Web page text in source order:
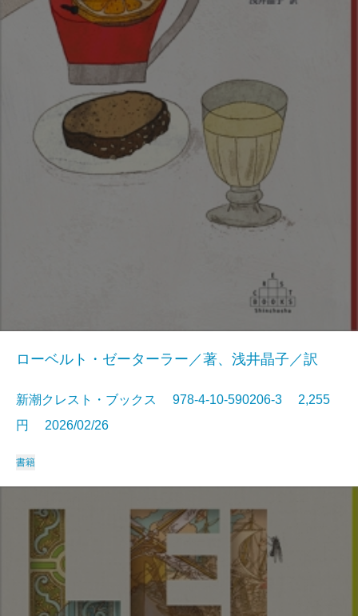
ローベルト・ゼーターラー／著、浅井晶子／訳
新潮クレスト・ブックス 978-4-10-590206-3 2,255
円 2026/02/26
書籍